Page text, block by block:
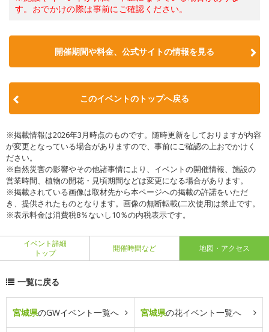
す。おでかけの際は事前にご確認ください。
開催期間や料金、公式サイトの情報を見る
このイベントのトップへ戻る
※掲載情報は2026年3月時点のものです。随時更新をしておりますが内容
が変更となっている場合がありますので、事前にご確認の上おでかけく
ださい。
※自然災害の影響やその他諸事情により、イベントの開催情報、施設の
営業時間、植物の開花・見頃期間などは変更になる場合があります。
※掲載されている画像は取材先から本ページへの掲載の許諾をいただ
き、提供されたものとなります。画像の無断転載(二次使用)は禁止です。
※表示料金は消費税8％ないし10％の内税表示です。
イベント詳細
トップ
開催時間など 地図・アクセス
一覧に戻る
宮城県のGWイベント一覧へ 宮城県の花イベント一覧へ